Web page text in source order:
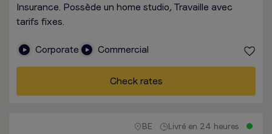
Insurance. Possède un home studio, Travaille avec
tarifs fixes.
Corporate Commercial
Check rates
BE Livré en 24 heures